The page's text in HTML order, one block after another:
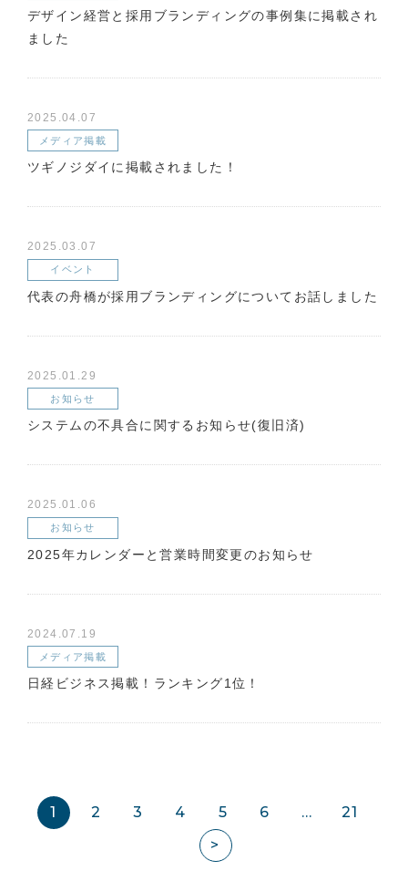
デザイン経営と採用ブランディングの事例集に掲載され
ました
2025.04.07
メディア掲載
ツギノジダイに掲載されました！
2025.03.07
イベント
代表の舟橋が採用ブランディングについてお話しました
2025.01.29
お知らせ
システムの不具合に関するお知らせ(復旧済)
2025.01.06
お知らせ
2025年カレンダーと営業時間変更のお知らせ
2024.07.19
メディア掲載
日経ビジネス掲載！ランキング1位！
1 2 3 4 5 6 …
21
>